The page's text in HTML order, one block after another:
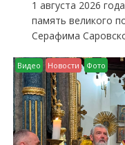
1 августа 2026
память великого
Серафима
Видео Новости Фото